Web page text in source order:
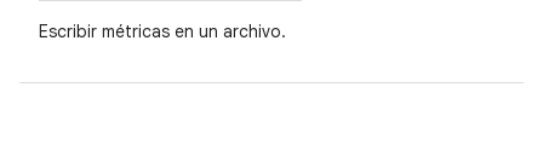
Escribir métricas en un archivo.